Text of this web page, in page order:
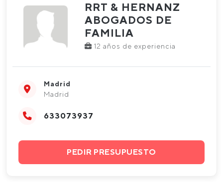
RRT & HERNANZ
ABOGADOS DE
FAMILIA
12 años de experiencia
Madrid
Madrid
633073937
PEDIR PRESUPUESTO